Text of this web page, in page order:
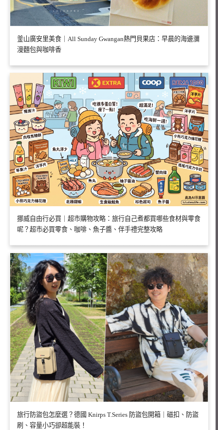
釜山廣安里美食｜All Sunday Gwangan熱門貝果店：早晨的海邊瀰
漫麵包與咖啡香
挪威自由行必買｜超市購物攻略：旅行自己煮都買哪些食材與零食
呢？超市必買零食、咖啡、魚子醬、伴手禮完整攻略
旅行防盜包怎麼選？德國 Knirps T.Series 防盜包開箱｜磁扣、防盜
刷、容量小巧卻超能裝！